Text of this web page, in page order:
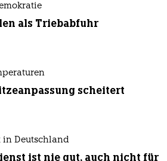
als Triebabfuhr
scheitert
in Deutschland
ist nie gut, auch nicht für